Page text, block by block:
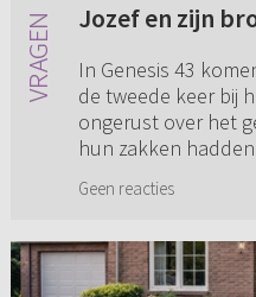
Jozef en zijn
In Genesis 43
de tweede keer bij
ongerust over het
hun zakken
Geen reacties